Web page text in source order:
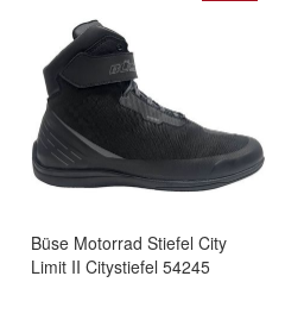
Büse Motorrad Stiefel City
Limit II Citystiefel 54245